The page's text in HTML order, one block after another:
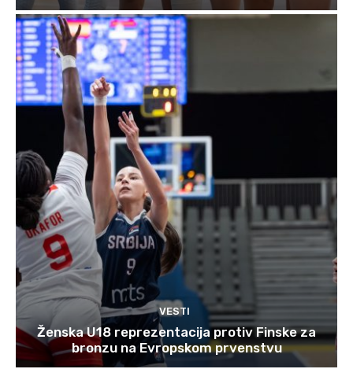
VESTI
Ženska U18 reprezentacija protiv Finske za
bronzu na Evropskom prvenstvu